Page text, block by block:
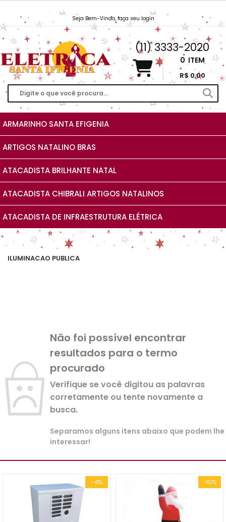
Seja Bem-Vindo, faça seu login
Vendas@EletricaSantaIfigenia.com.br
(11) 3333-2020
0 ITEM
R$ 0,00
ARMARINHO SANTA EFIGENIA
ARTIGOS NATALINO BRAS
ATACADISTA BRILHANTE NATAL
ATACADISTA CHIBRALI ARTIGOS NATALINOS
ATACADISTA DE INFRAESTRUTURA ELÉTRICA
ILUMINACAO PUBLICA
Não foi possível encontrar
resultados para o termo
procurado
Verifique se você digitou as palavras
corretamente ou tente novamente a
busca.
Separamos alguns itens abaixo que podem lhe
interessar!
-4% -10%